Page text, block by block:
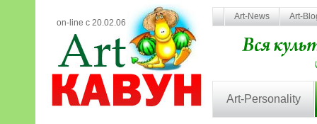
on-line с 20.02.06
Art-News Art-
Art-Personality